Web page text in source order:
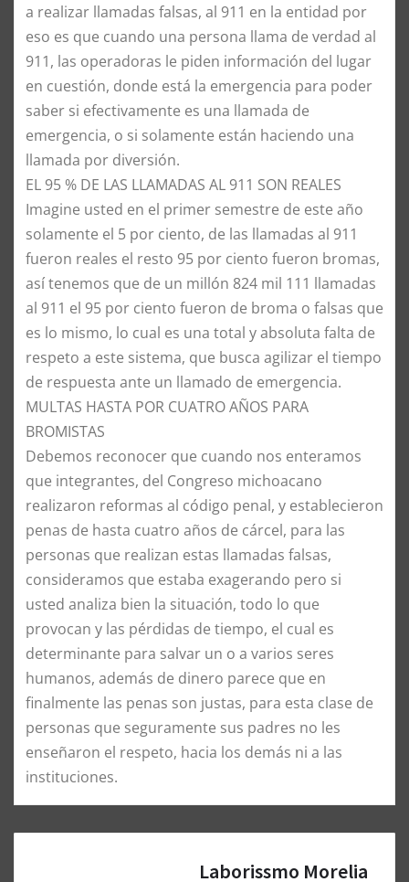
a realizar llamadas falsas, al 911 en la entidad por
eso es que cuando una persona llama de verdad al
911, las operadoras le piden información del lugar
en cuestión, donde está la emergencia para poder
saber si efectivamente es una llamada de
emergencia, o si solamente están haciendo una
llamada por diversión.
​EL 95 % DE LAS LLAMADAS AL 911 SON REALES
​Imagine usted en el primer semestre de este año
solamente el 5 por ciento, de las llamadas al 911
fueron reales el resto 95 por ciento fueron bromas,
así tenemos que de un millón 824 mil 111 llamadas
al 911 el 95 por ciento fueron de broma o falsas que
es lo mismo, lo cual es una total y absoluta falta de
respeto a este sistema, que busca agilizar el tiempo
de respuesta ante un llamado de emergencia.
​MULTAS HASTA POR CUATRO AÑOS PARA
BROMISTAS
​Debemos reconocer que cuando nos enteramos
que integrantes, del Congreso michoacano
realizaron reformas al código penal, y establecieron
penas de hasta cuatro años de cárcel, para las
personas que realizan estas llamadas falsas,
consideramos que estaba exagerando pero si
usted analiza bien la situación, todo lo que
provocan y las pérdidas de tiempo, el cual es
determinante para salvar un o a varios seres
humanos, además de dinero parece que en
finalmente las penas son justas, para esta clase de
personas que seguramente sus padres no les
enseñaron el respeto, hacia los demás ni a las
instituciones.
Laborissmo Morelia